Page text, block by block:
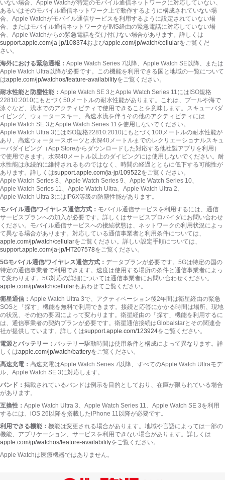
いない場合、Apple Watchが特定のモバイル通信ネットワークに対応していない、
あるいはそのモバイル通信ネットワーク上で動作するように構成されていない場
合、Apple Watchがモバイル通信サービスを利用するように設定されていない場
合、またはモバイル通信ネットワークがIMS経由の緊急電話に対応していない場
合、Apple Watchからの緊急電話を受け付けない場合があり ます。 詳しくは
support.apple.com/ja-jp/108374およびapple.com/jp/watch/cellularをご覧くだ
さい。
海外における緊急通報： Apple Watch Series 7以降、Apple Watch SE以降、または
Apple Watch Ultra以降が必要です。
この機能を利用できる国と地域の一覧について
はapple.com/jp/watchos/feature-availabilityをご覧ください。
耐水性能と防塵性能： Apple Watch SE 3とApple Watch Series 11にはISO規格
22810:2010にもとづく50メートルの耐水性能があり ます。
これは、プールや海で
泳ぐなど、浅水でのアクティビティで使用できることを意味し ます。
スキューバダ
イビング、ウォータースキー、高速水流を伴うその他のアクティビティには
Apple Watch SE 3とApple Watch Series 11を使用しないでください。
Apple Watch Ultra 3にはISO規格22810:2010にもとづく100メートルの耐水性能が
あり、高速ウォータースポーツと水深40メートルまでのレクリエーショナルスキュ
ーバダイビング（App Storeからダウンロードした対応する他社製アプリを利用）
で使用でき ます。 水深40メートル以上のダイビングには使用しないでください。 耐
水性能は永続的に維持されるものではなく、時間の経過とともに低下する可能性が
あり ます。 詳しくはsupport.apple.com/ja-jp/109522をご覧ください。
Apple Watch Series 8、Apple Watch Series 9、Apple Watch Series 10、
Apple Watch Series 11、Apple Watch Ultra、Apple Watch Ultra 2、
Apple Watch Ultra 3にはIP6X等級の防塵性能があり ます。
モバイル通信/ワイヤレス通信方式： モバイル通信サービスを利用するには、通信
サービスプランへの加入が必要です。 詳しくはサービスプロバイダにお問い合わせ
ください。
モバイル通信サービスへの接続状態は、ネットワークの利用状況によっ
て異なる場合があり ます。 対応している通信事業者と利用条件については、
apple.com/jp/watch/cellularをご覧ください。 詳しい設定手順については、
support.apple.com/ja-jp/HT207578をご覧ください。
5Gモバイル通信/ワイヤレス通信方式： データプランが必要です。 5Gは特定の国の
特定の通信事業者で利用でき ます。 速度は使用する場所の条件と通信事業者によっ
て変わり ます。 5G対応の詳細については通信事業者にお問い合わせください。
apple.com/jp/watch/cellularもあわせてご覧ください。
衛星通信： Apple Watch Ultra 3で、アクティベーション後2年間は衛星経由の緊急
SOSと「探す」機能を無料で利用でき ます。 接続と応答にかかる時間は場所、現地
の状況、その他の要因によって変わり ます。 衛星経由の「探す」機能を利用するに
は、通信事業者の契約プランが必要です。 衛星通信接続はGlobalstarとその関連会
社が提供しています。 詳しくはsupport.apple.com/123924をご覧ください。
電源とバッテリー： バッテリー駆動時間は使用条件と構成によって異なり ます。 詳
しくはapple.com/jp/watch/batteryをご覧ください。
高速充電： 高速充電はApple Watch Series 7以降、すべてのApple Watch Ultraモデ
ル、Apple Watch SE 3に対応し ます。
バンド： 掲載されているバンドは例示を目的としており、在庫が限られている場合
があり ます。
互換性： Apple Watch Ultra 3、Apple Watch Series 11、Apple Watch SE 3を利用
するには、iOS 26以降を搭載したiPhone 11以降が必要です。
利用できる機能： 機能は変更される場合があり ます。 地域や言語によっては一部の
機能、アプリケーション、サービスを利用できない場合があり ます。 詳しくは
apple.com/jp/watchos/feature-availabilityをご覧ください。
Apple Watchは医療機器ではありま せん。